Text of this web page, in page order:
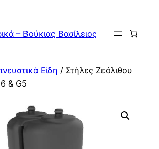
– Βούκιας Βασίλειος
Είδη / Στήλες Ζεόλιθου
& G5